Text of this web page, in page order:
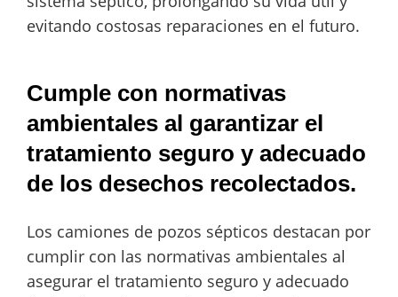
evitando costosas reparaciones en el futuro.
Cumple con normativas
ambientales al garantizar el
tratamiento seguro y adecuado
de los desechos recolectados.
Los camiones de pozos sépticos destacan por
cumplir con las normativas ambientales al
asegurar el tratamiento seguro y adecuado